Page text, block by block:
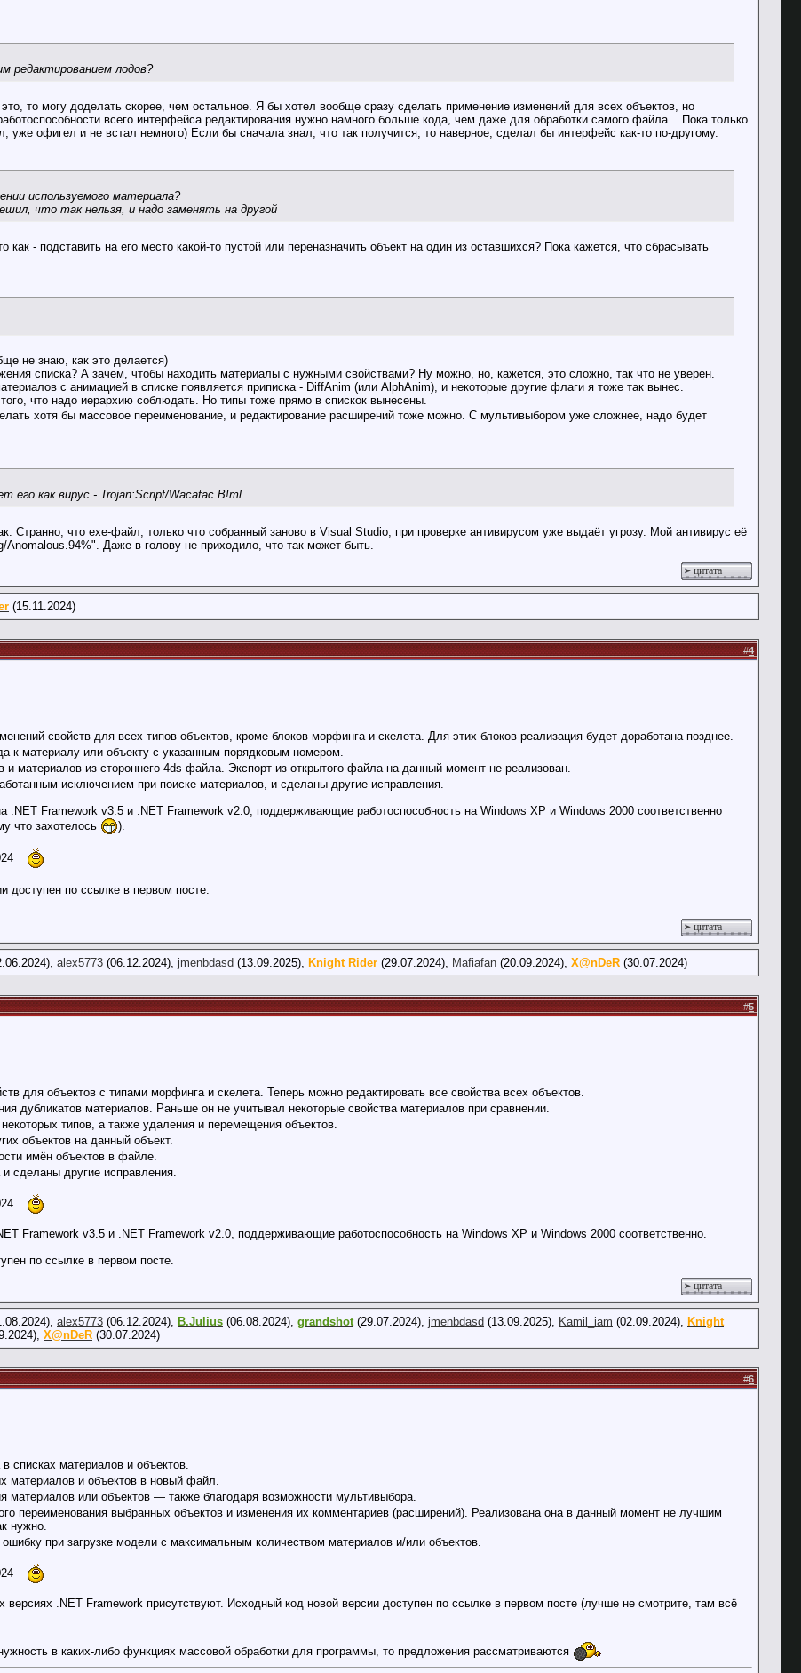
редактированием лодов?
то могу доделать скорее, чем остальное. Я бы хотел вообще сразу сделать применение изменений для всех объектов, но
всего интерфейса редактирования нужно намного больше кода, чем даже для обработки самого файла... Пока только
уже офигел и не встал немного) Если бы сначала знал, что так получится, то наверное, сделал бы интерфейс как-то по-другому.
используемого материала?
что так нельзя, и надо заменять на другой
- подставить на его место какой-то пустой или переназначить объект на один из оставшихся? Пока кажется, что сбрасывать
не знаю, как это делается)
списка? А зачем, чтобы находить материалы с нужными свойствами? Ну можно, но, кажется, это сложно, так что не уверен.
с анимацией в списке появляется приписка - DiffAnim (или AlphAnim), и некоторые другие флаги я тоже так вынес.
что надо иерархию соблюдать. Но типы тоже прямо в спискок вынесены.
хотя бы массовое переименование, и редактирование расширений тоже можно. С мультивыбором уже сложнее, надо будет
его как вирус - Trojan:Script/Wacatac.B!ml
Странно, что ехе-файл, только что собранный заново в Visual Studio, при проверке антивирусом уже выдаёт угрозу. Мой антивирус её
Anomalous.94%". Даже в голову не приходило, что так может быть.
цитата
(15.11.2024)
#4
свойств для всех типов объектов, кроме блоков морфинга и скелета. Для этих блоков реализация будет доработана позднее.
к материалу или объекту с указанным порядковым номером.
и материалов из стороннего 4ds-файла. Экспорт из открытого файла на данный момент не реализован.
исключением при поиске материалов, и сделаны другие исправления.
Framework v3.5 и .NET Framework v2.0, поддерживающие работоспособность на Windows XP и Windows 2000 соответственно
что захотелось
).
доступен по ссылке в первом посте.
цитата
alex5773 (06.12.2024), jmenbdasd (13.09.2025), Knight Rider (29.07.2024), Mafiafan (20.09.2024), X@nDeR (30.07.2024)
#5
для объектов с типами морфинга и скелета. Теперь можно редактировать все свойства всех объектов.
дубликатов материалов. Раньше он не учитывал некоторые свойства материалов при сравнении.
типов, а также удаления и перемещения объектов.
объектов на данный объект.
имён объектов в файле.
сделаны другие исправления.
Framework v3.5 и .NET Framework v2.0, поддерживающие работоспособность на Windows XP и Windows 2000 соответственно.
по ссылке в первом посте.
цитата
alex5773 (06.12.2024), B.Julius (06.08.2024), grandshot(29.07.2024), jmenbdasd (13.09.2025), Kamil_iam (02.09.2024), Knight
X@nDeR (30.07.2024)
#6
списках материалов и объектов.
материалов и объектов в новый файл.
материалов или объектов — также благодаря возможности мультивыбора.
переименования выбранных объектов и изменения их комментариев (расширений). Реализована она в данный момент не лучшим
нужно.
при загрузке модели с максимальным количеством материалов и/или объектов.
версиях .NET Framework присутствуют. Исходный код новой версии доступен по ссылке в первом посте (лучше не смотрите, там всё
в каких-либо функциях массовой обработки для программы, то предложения рассматриваются